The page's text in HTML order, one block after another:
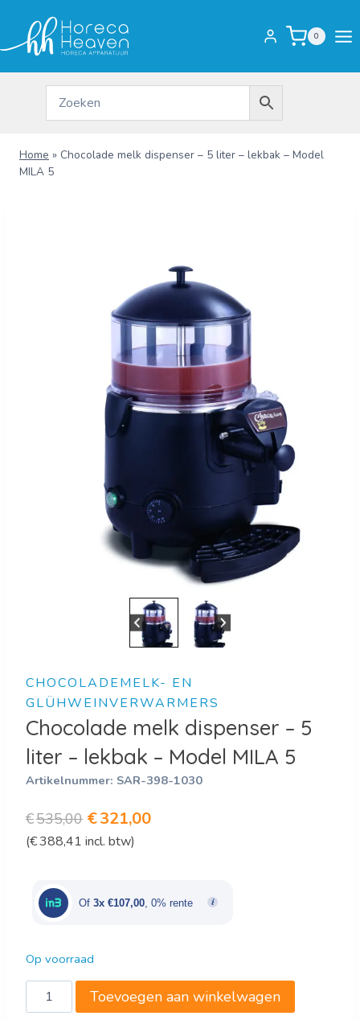
inhoud
0
Home » Chocolade melk dispenser – 5 liter – lekbak – Model
MILA 5
CHOCOLADEMELK- EN
GLÜHWEINVERWARMERS
Chocolade melk dispenser – 5
liter – lekbak – Model MILA 5
Artikelnummer: SAR-398-1030
€535,00 Oorspronkelijke
prijs
€535,00.
€321,00Huidige
€321,00.
(€388,41 incl. btw)
Of 3x €107,00 , 0% rente
Op voorraad
Chocolade
melk
Toevoegen aan winkelwagen